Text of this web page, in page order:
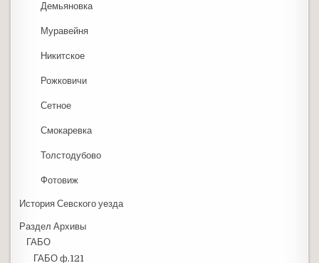
Демьяновка
Муравейня
Никитское
Рожковичи
Сетное
Смокаревка
Толстодубово
Фотовиж
История Севского уезда
Раздел Архивы
ГАБО
ГАБО ф.121